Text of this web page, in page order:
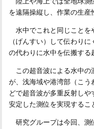
を遠隔操縦し、作業の生産
水中でこれと同じことを
（げんすい）して伝わり
の代わりに水中を伝搬する
この超音波による水中の
が、浅海域や港湾部（こう
どで超音波が多重反射し
安定した測位を実現するこ
研究グループは今回、測